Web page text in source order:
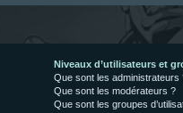
Niveaux d’utilisateurs et
Que sont les administrateurs
Que sont les modérateurs ?
Que sont les groupes